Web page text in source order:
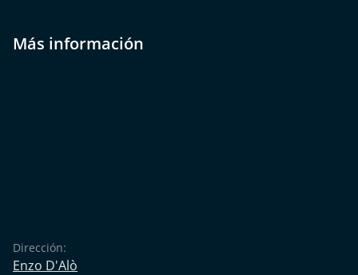
Más información
Dirección:
Enzo D'Alò